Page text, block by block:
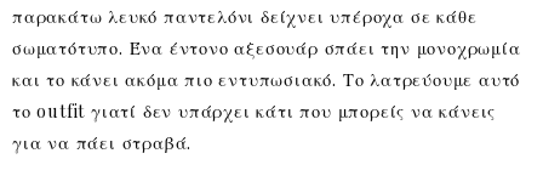
παρακάτω λευκό παντελόνι δείχνει υπέροχα σε κάθε
σωματότυπο. Ένα έντονο αξεσουάρ σπάει την μονοχρωμία
και το κάνει ακόμα πιο εντυπωσιακό. Το λατρεύουμε αυτό
το outfit γιατί δεν υπάρχει κάτι που μπορείς να κάνεις
για να πάει στραβά.